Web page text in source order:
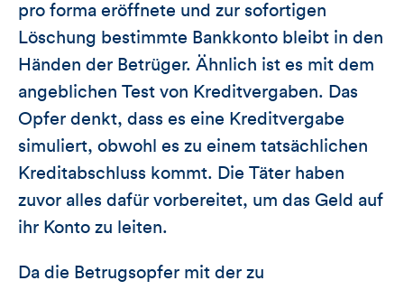
pro forma eröffnete und zur sofortigen
Löschung bestimmte Bankkonto bleibt in den
Händen der Betrüger. Ähnlich ist es mit dem
angeblichen Test von Kreditvergaben. Das
Opfer denkt, dass es eine Kreditvergabe
simuliert, obwohl es zu einem tatsächlichen
Kreditabschluss kommt. Die Täter haben
zuvor alles dafür vorbereitet, um das Geld auf
ihr Konto zu leiten.
Da die Betrugsopfer mit der zu